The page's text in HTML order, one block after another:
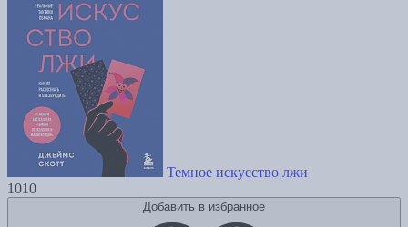
Темное искусство лжи
1010
Добавить в избранное